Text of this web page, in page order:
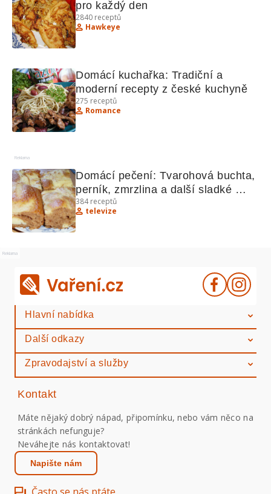
pro každý den
2840 receptů
Hawkeye
Domácí kuchařka: Tradiční a
moderní recepty z české kuchyně
275 receptů
Romance
Reklama
Domácí pečení: Tvarohová buchta,
perník, zmrzlina a další sladké
poklady
384receptů
televize
Reklama
Hlavní nabídka
Další odkazy
Zpravodajství a služby
Kontakt
Máte nějaký dobrý nápad, připomínku, nebo vám něco na
stránkách nefunguje?
Neváhejte nás kontaktovat!
Napište nám